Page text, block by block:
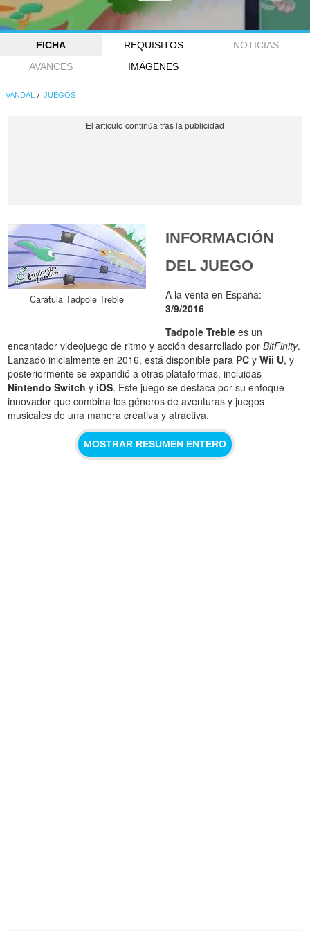
FICHA REQUISITOS
NOTICIAS
AVANCES
IMÁGENES
VANDAL JUEGOS
Carátula Tadpole Treble
INFORMACIÓN
DEL JUEGO
A la venta en España:
3/9/2016
Tadpole Treble es un
encantador videojuego de ritmo y acción desarrollado porBitFinity.
Lanzado inicialmente en 2016, está disponible para PC yWii U, y
posteriormente se expandió a otras plataformas, incluidas
Nintendo Switch y iOS. Este juego se destaca por su enfoque
innovador que combina los géneros de aventuras y juegos
musicales de una manera creativa y atractiva.
MOSTRAR RESUMEN ENTERO